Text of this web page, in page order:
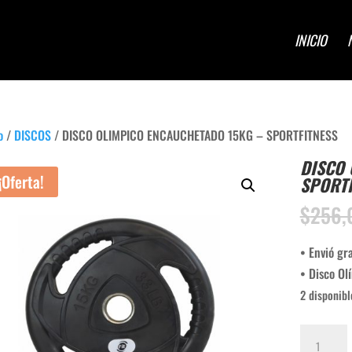
INICIO
/ DISCOS/ DISCO OLIMPICO ENCAUCHETADO 15KG – SPORTFITNESS
DISCO
$
• Envió
• Disco
2